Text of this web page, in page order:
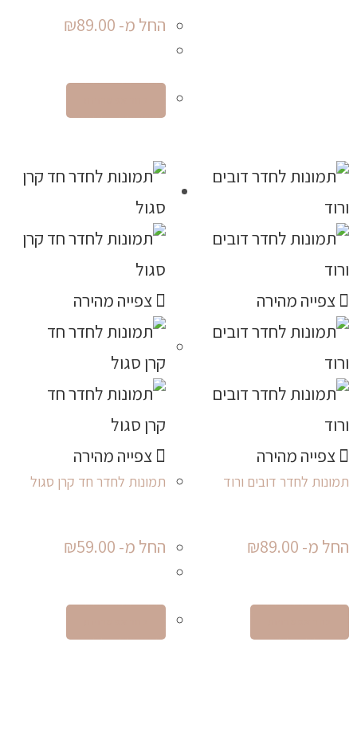
החל מ- ₪89.00
צפייה מהירה
צפייה מהירה
תמונות לחדר דובים ורוד
החל מ- ₪89.00
צפייה מהירה
צפייה מהירה
תמונות לחדר חד קרן סגול
החל מ- ₪59.00